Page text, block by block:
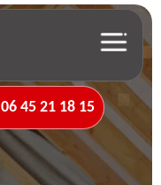
06 45 21 18 15